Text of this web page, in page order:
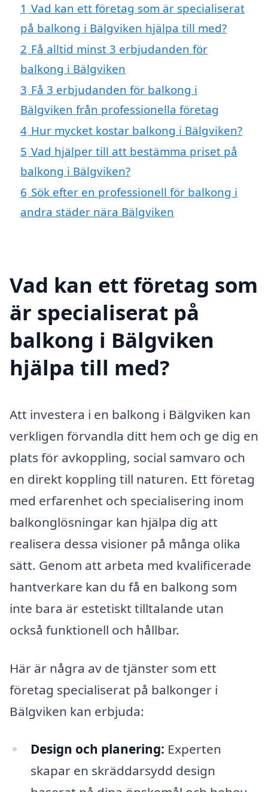
1 Vad kan ett företag som är specialiserat
på balkong i Bälgviken hjälpa till med?
2 Få alltid minst 3 erbjudanden för
balkong i Bälgviken
3 Få 3 erbjudanden för balkong i
Bälgviken från professionella företag
4 Hur mycket kostar balkong i Bälgviken?
5 Vad hjälper till att bestämma priset på
balkong i Bälgviken?
6 Sök efter en professionell för balkong i
andra städer nära Bälgviken
Vad kan ett företag som
är specialiserat på
balkong i Bälgviken
hjälpa till med?
Att investera i en balkong i Bälgviken kan
verkligen förvandla ditt hem och ge dig en
plats för avkoppling, social samvaro och
en direkt koppling till naturen. Ett företag
med erfarenhet och specialisering inom
balkonglösningar kan hjälpa dig att
realisera dessa visioner på många olika
sätt. Genom att arbeta med kvalificerade
hantverkare kan du få en balkong som
inte bara är estetiskt tilltalande utan
också funktionell och hållbar.
Här är några av de tjänster som ett
företag specialiserat på balkonger i
Bälgviken kan erbjuda:
Design och planering: Experten
skapar en skräddarsydd design